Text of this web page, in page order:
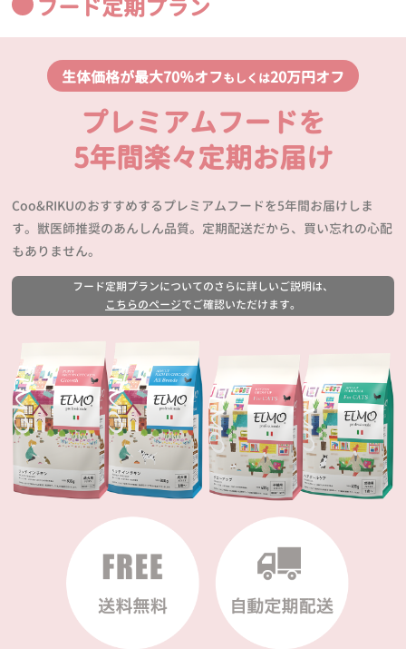
フード定期プラン
生体価格が最大70％オフもしくは20万円オフ
プレミアムフードを
5年間楽々定期お届け
Coo&RIKUのおすすめするプレミアムフードを5年間お届けしま
す。獣医師推奨のあんしん品質。定期配送だから、買い忘れの心配
もありません。
フード定期プランについてのさらに詳しいご説明は、
こちらのページでご確認いただけます。